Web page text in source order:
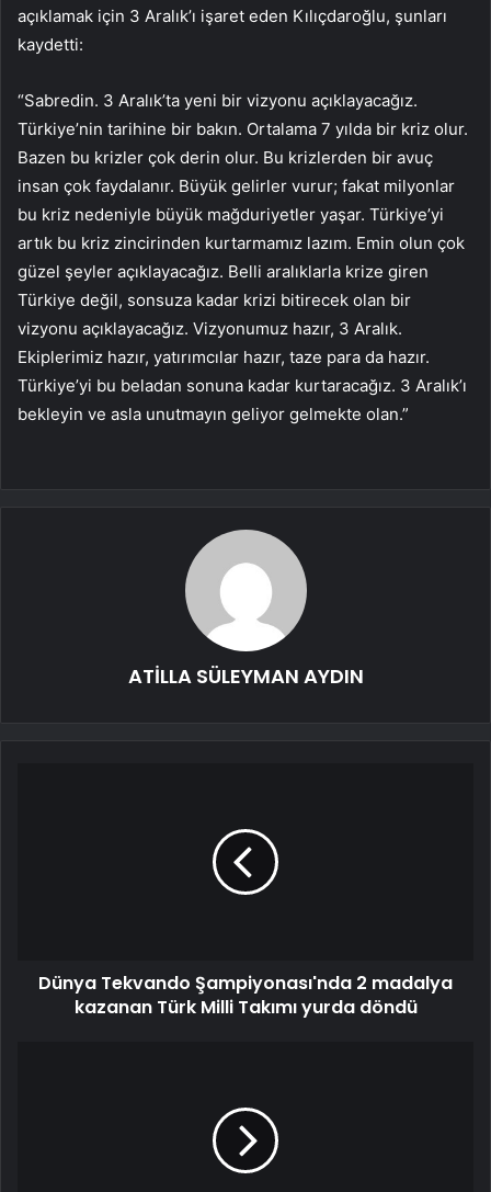
açıklamak için 3 Aralık’ı işaret eden Kılıçdaroğlu, şunları
kaydetti:
“Sabredin. 3 Aralık’ta yeni bir vizyonu açıklayacağız.
Türkiye’nin tarihine bir bakın. Ortalama 7 yılda bir kriz olur.
Bazen bu krizler çok derin olur. Bu krizlerden bir avuç
insan çok faydalanır. Büyük gelirler vurur; fakat milyonlar
bu kriz nedeniyle büyük mağduriyetler yaşar. Türkiye’yi
artık bu kriz zincirinden kurtarmamız lazım. Emin olun çok
güzel şeyler açıklayacağız. Belli aralıklarla krize giren
Türkiye değil, sonsuza kadar krizi bitirecek olan bir
vizyonu açıklayacağız. Vizyonumuz hazır, 3 Aralık.
Ekiplerimiz hazır, yatırımcılar hazır, taze para da hazır.
Türkiye’yi bu beladan sonuna kadar kurtaracağız. 3 Aralık’ı
bekleyin ve asla unutmayın geliyor gelmekte olan.”
ATİLLA SÜLEYMAN AYDIN
Dünya Tekvando Şampiyonası'nda 2 madalya
kazanan Türk Milli Takımı yurda döndü